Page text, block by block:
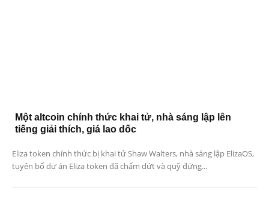
Một altcoin chính thức khai tử, nhà sáng lập lên
tiếng giải thích, giá lao dốc
Eliza token chính thức bị khai tử Shaw Walters, nhà sáng lập ElizaOS,
tuyên bố dự án Eliza token đã chấm dứt và quỹ đứng...